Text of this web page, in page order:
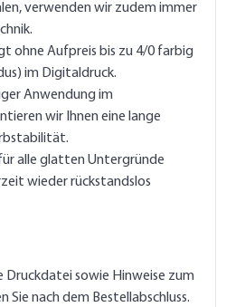
verwenden wir zudem immer
ohne Aufpreis bis zu 4/0 farbig
im Digitaldruck.
Anwendung im
wir Ihnen eine lange
alle glatten Untergründe
wieder rückstandslos
Druckdatei sowie Hinweise zum
nach dem Bestellabschluss.